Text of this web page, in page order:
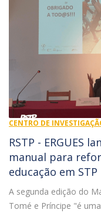
CENTRO DE
RSTP - ERGUES
manual para
educação em STP
A segunda edição do
Tomé e Príncipe "é